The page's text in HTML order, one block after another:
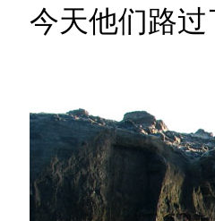
今天他们路过